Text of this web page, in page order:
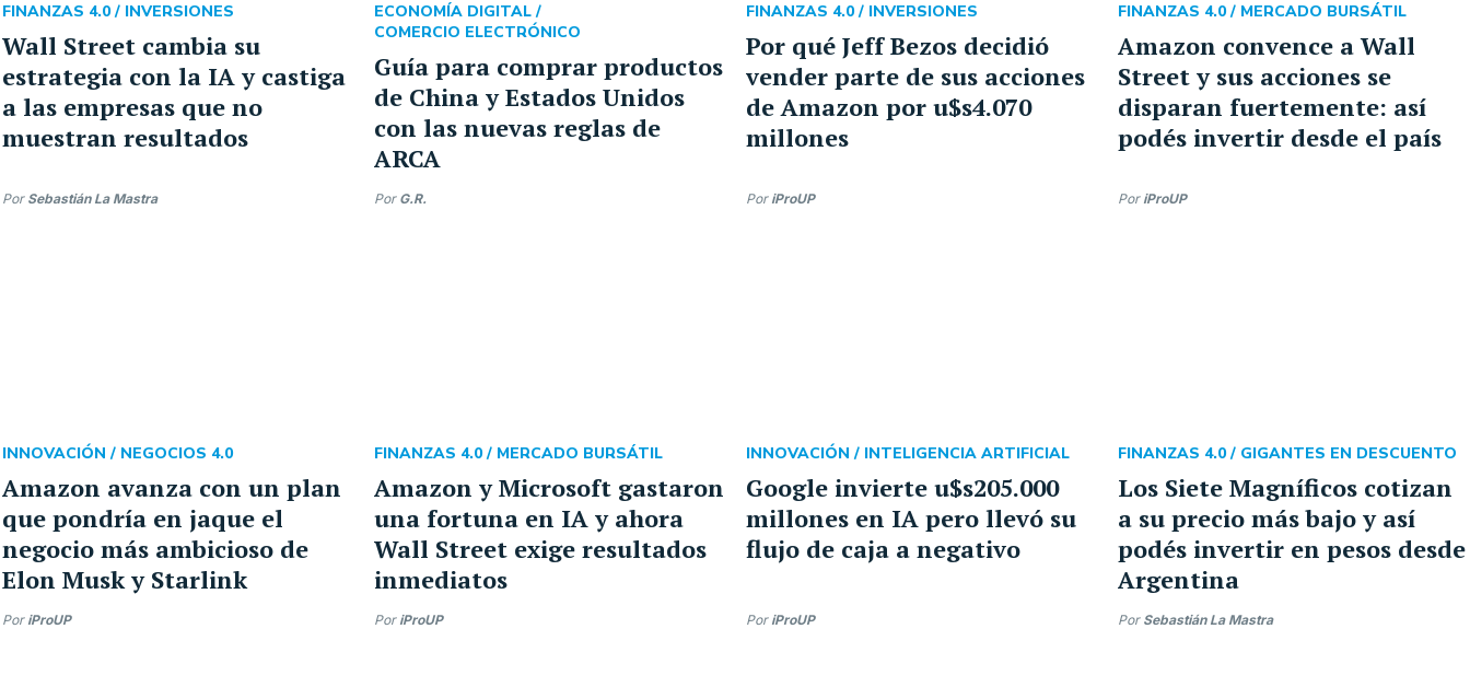
Wall Street cambia su
estrategia con la IA y castiga
a las empresas que no
muestran resultados
FINANZAS 4.0 / INVERSIONES
Por Sebastián La Mastra
Guía para comprar productos
de China y Estados Unidos
con las nuevas reglas de
ARCA
ECONOMÍA DIGITAL /
COMERCIO ELECTRÓNICO
Por G.R.
Por qué Jeff Bezos decidió
vender parte de sus acciones
de Amazon por u$s4.070
millones
FINANZAS 4.0 / INVERSIONES
Por iProUP
Amazon convence a Wall
Street y sus acciones se
disparan fuertemente: así
podés invertir desde el país
FINANZAS 4.0 / MERCADO BURSÁTIL
Por iProUP
Amazon avanza con un plan
que pondría en jaque el
negocio más ambicioso de
Elon Musk y Starlink
INNOVACIÓN / NEGOCIOS 4.0
Por iProUP
Amazon y Microsoft gastaron
una fortuna en IA y ahora
Wall Street exige resultados
inmediatos
FINANZAS 4.0 / MERCADO BURSÁTIL
Por iProUP
Google invierte u$s205.000
millones en IA pero llevó su
flujo de caja a negativo
INNOVACIÓN / INTELIGENCIA ARTIFICIAL
Por iProUP
Los Siete Magníficos cotizan
a su precio más bajo y así
podés invertir en pesos desde
Argentina
FINANZAS 4.0 / GIGANTES EN DESCUENTO
Por Sebastián La Mastra